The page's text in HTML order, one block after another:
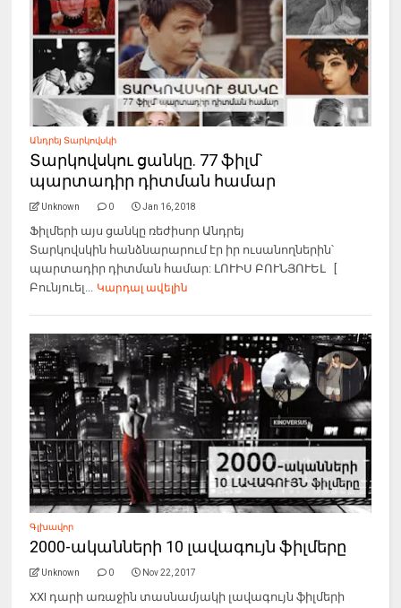
Անդրեյ Տարկովսկի
Տարկովսկու ցանկը. 77 ֆիլմ`
պարտադիր դիտման համար
Unknown 0 Jan 16, 2018
Ֆիլմերի այս ցանկը ռեժիսոր Անդրեյ
Տարկովսկին հանձնարարում էր իր ուսանողներին՝
պարտադիր դիտման համար: ԼՈՒԻՍ ԲՈՒՆՅՈՒԵԼ [
Բունյուել... Կարդալ ավելին
Գլխավոր
2000-ականների 10 լավագույն ֆիլմերը
Unknown 0 Nov 22, 2017
XXI դարի առաջին տասնամյակի լավագույն ֆիլմերի